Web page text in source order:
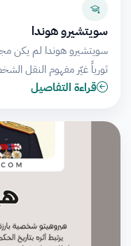
سويتشيرو هوندا
سويتشيرو هوندا لم يكن
ثورياً غيّر مفهوم النقل
قراءة التفاصيل